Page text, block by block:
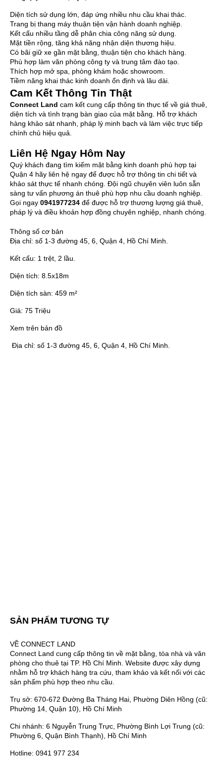
Diện tích sử dụng lớn, đáp ứng nhiều nhu cầu khai thác.
Trang bị thang máy thuận tiện vận hành doanh nghiệp.
Kết cấu nhiều tầng dễ phân chia công năng sử dụng.
Mặt tiền rộng, tăng khả năng nhận diện thương hiệu.
Có bãi giữ xe gần mặt bằng, thuận tiện cho khách hàng.
Phù hợp làm văn phòng công ty và trung tâm đào tạo.
Thích hợp mở spa, phòng khám hoặc showroom.
Tiềm năng khai thác kinh doanh ổn định và lâu dài.
Cam Kết Thông Tin Thật
Connect Land cam kết cung cấp thông tin thực tế về giá thuê,
diện tích và tình trạng bàn giao của mặt bằng. Hỗ trợ khách
hàng khảo sát nhanh, pháp lý minh bạch và làm việc trực tiếp
chính chủ hiệu quả.
Liên Hệ Ngay Hôm Nay
Quý khách đang tìm kiếm mặt bằng kinh doanh phù hợp tại
Quận 4 hãy liên hệ ngay để được hỗ trợ thông tin chi tiết và
khảo sát thực tế nhanh chóng. Đội ngũ chuyên viên luôn sẵn
sàng tư vấn phương án thuê phù hợp nhu cầu doanh nghiệp.
Gọi ngay 0941977234 để được hỗ trợ thương lượng giá thuê,
pháp lý và điều khoản hợp đồng chuyên nghiệp, nhanh chóng.
Thông số cơ bản
Địa chỉ: số 1-3 đường 45, 6, Quận 4, Hồ Chí Minh.
Kết cấu: 1 trệt, 2 lầu.
Diện tích: 8.5x18m
Diện tích sàn: 459 m²
Giá: 75 Triệu
Xem trên bản đồ
Địa chỉ: số 1-3 đường 45, 6, Quận 4, Hồ Chí Minh.
SẢN PHẨM TƯƠNG TỰ
VỀ CONNECT LAND
Connect Land cung cấp thông tin về mặt bằng, tòa nhà và văn
phòng cho thuê tại TP. Hồ Chí Minh. Website được xây dựng
nhằm hỗ trợ khách hàng tra cứu, tham khảo và kết nối với các
sản phẩm phù hợp theo nhu cầu.
Trụ sở: 670-672 Đường Ba Tháng Hai, Phường Diên Hồng (cũ:
Phường 14, Quận 10), Hồ Chí Minh
Chi nhánh: 6 Nguyễn Trung Trực, Phường Bình Lợi Trung (cũ:
Phường 6, Quận Bình Thạnh), Hồ Chí Minh
Hotline: 0941 977 234